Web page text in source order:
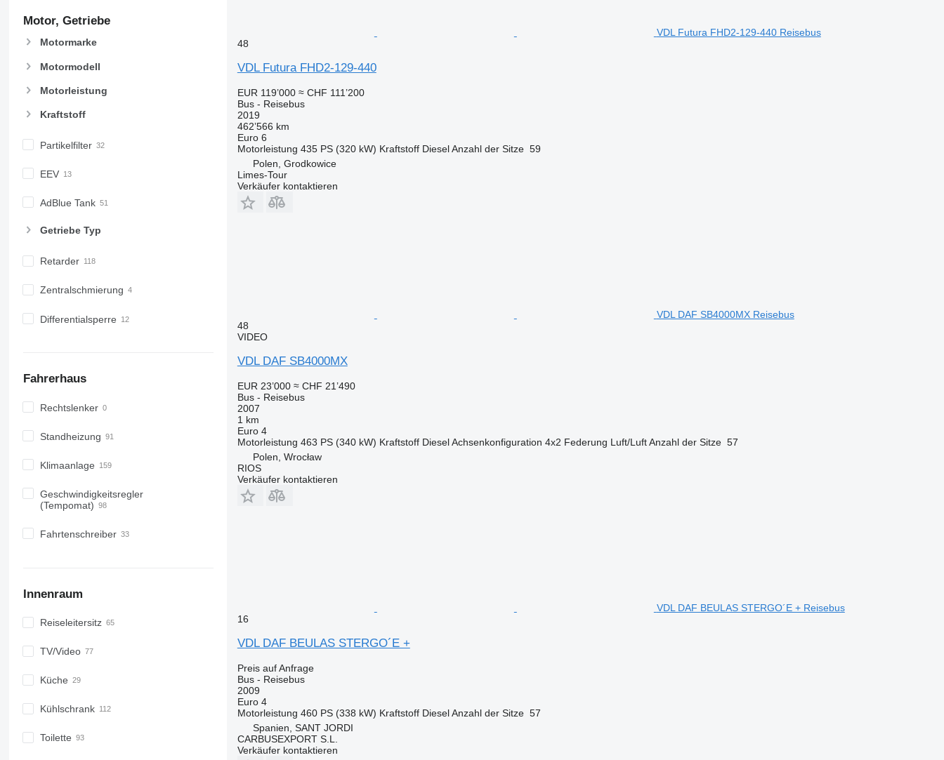
Motor, Getriebe
Motormarke
Motormodell
Motorleistung
Kraftstoff
Partikelfilter
EEV
AdBlue Tank
Getriebe Typ
Retarder
Zentralschmierung
Differentialsperre
Fahrerhaus
Rechtslenker
Standheizung
Klimaanlage
Geschwindigkeitsregler
(Tempomat)
Fahrtenschreiber
Innenraum
Reiseleitersitz
TV/Video
Küche
Kühlschrank
Toilette
VDL Futura FHD2-129-440 Reisebus
48
VDL Futura FHD2-129-440
EUR 119’000 ≈ CHF 111’200
Bus - Reisebus
2019
462’566 km
Euro 6
Motorleistung 435 PS (320 kW) Kraftstoff Diesel Anzahl der Sitze 59
Polen, Grodkowice
Limes-Tour
Verkäufer kontaktieren
VDL DAF SB4000MX Reisebus
48
VIDEO
VDL DAF SB4000MX
EUR 23’000 ≈ CHF 21’490
Bus - Reisebus
2007
1 km
Euro 4
Motorleistung 463 PS (340 kW) Kraftstoff Diesel Achsenkonfiguration 4x2 Federung Luft/Luft Anzahl der Sitze 57
Polen, Wrocław
RIOS
Verkäufer kontaktieren
VDL DAF BEULAS STERGO´E + Reisebus
16
VDL DAF BEULAS STERGO´E +
Preis auf Anfrage
Bus - Reisebus
2009
Euro 4
Motorleistung 460 PS (338 kW) Kraftstoff Diesel Anzahl der Sitze 57
Spanien, SANT JORDI
CARBUSEXPORT S.L.
Verkäufer kontaktieren